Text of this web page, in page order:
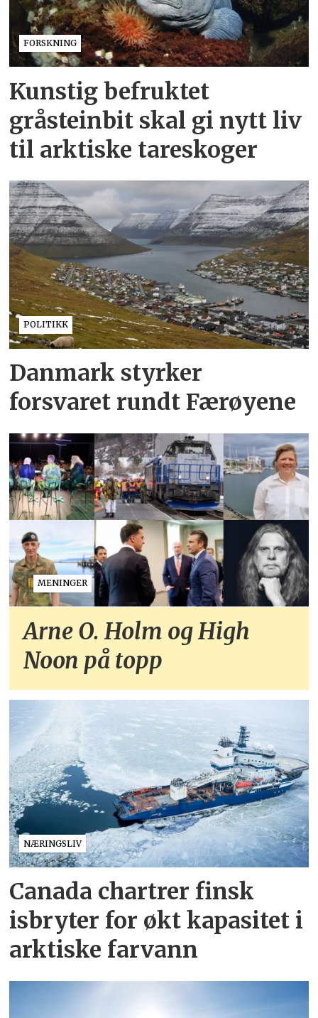
FORSKNING
Kunstig befruktet
gråsteinbit skal gi nytt liv
til arktiske tareskoger
POLITIKK
Danmark styrker
forsvaret rundt Færøyene
MENINGER
Arne O. Holm og High
Noon på topp
NÆRINGSLIV
Canada chartrer finsk
isbryter for økt kapasitet i
arktiske farvann